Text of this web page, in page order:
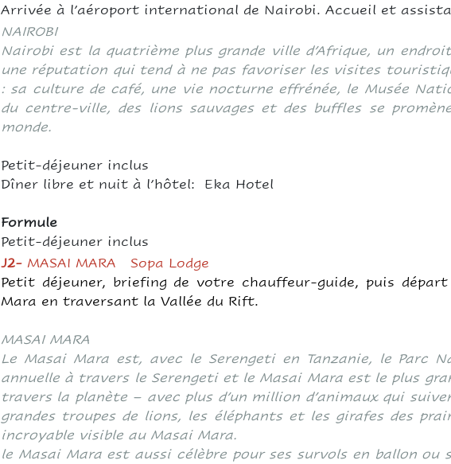
Arrivée à l’aéroport international de Nairobi. Accueil et
NAIROBI
Nairobi est la quatrième plus grande ville d’Afrique, un
une réputation qui tend à ne pas favoriser les visites
: sa culture de café, une vie nocturne effrénée, le Musée
du centre-ville, des lions sauvages et des buffles se
monde.
Petit-déjeuner inclus
Dîner libre et nuit à l’hôtel: Eka Hotel
Formule
Petit-déjeuner inclus
J2- MASAI MARA Sopa Lodge
Petit déjeuner, briefing de votre chauffeur-guide, puis
Mara en traversant la Vallée du Rift.
MASAI MARA
Le Masai Mara est, avec le Serengeti en Tanzanie, le Parc
annuelle à travers le Serengeti et le Masai Mara est le plus
travers la planète – avec plus d’un million d’animaux qui
grandes troupes de lions, les éléphants et les girafes des
incroyable visible au Masai Mara.
le Masai Mara est aussi célèbre pour ses survols en ballon